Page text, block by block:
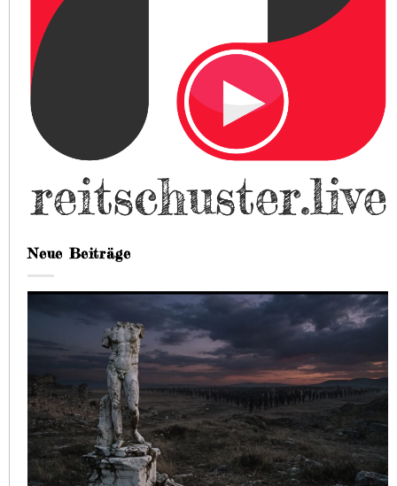
Neue Beiträge